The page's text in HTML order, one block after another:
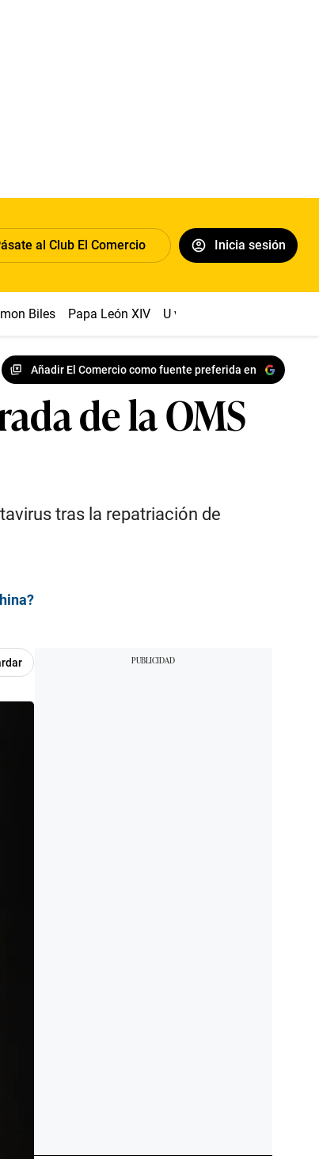
al Club El Comercio Inicia sesión
Biles Papa León XIV U vs Cristal
Añadir El Comercio como fuente preferida en
de la OMS
tras la repatriación de